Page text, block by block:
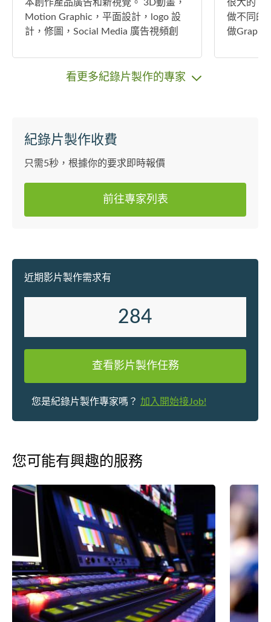
本創作產品廣告和新視覺。 3D動畫，
Motion Graphic，平面設計，logo 設
計，修圖，Social Media 廣告視頻創
心發問。photoshop , illustrator, after
effect , maya, C4D, blender. 抱歉不能
很大的，
做不同的
做
多的項目
看更多紀錄片製作的專家
紀錄片製作收費
只需5秒，根據你的要求即時報價
前往專家列表
近期影片製作需求有
284
查看影片製作任務
您是紀錄片製作專家嗎？ 加入開始接Job!
您可能有興趣的服務